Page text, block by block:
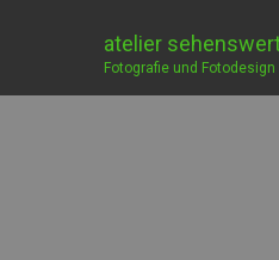
atelier
Fotografie und Fotodesign